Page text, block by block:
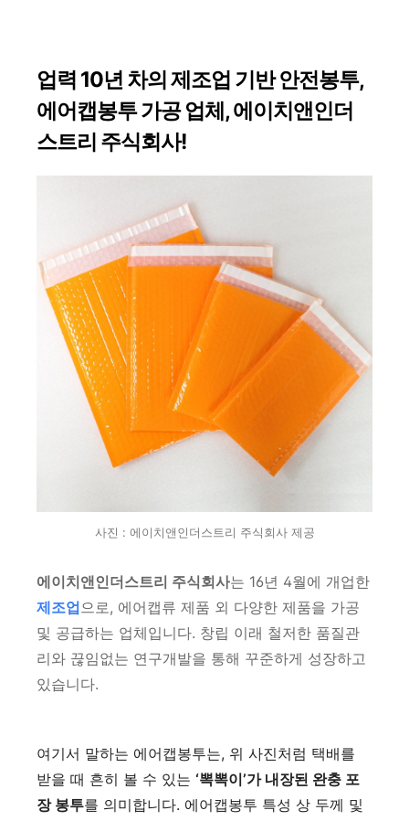
업력 10년 차의 제조업 기반 안전봉투,
에어캡봉투 가공 업체, 에이치앤인더
스트리 주식회사!
사진 : 에이치앤인더스트리 주식회사 제공
에이치앤인더스트리 주식회사는 16년 4월에 개업한
제조업으로, 에어캡류 제품 외 다양한 제품을 가공
및 공급하는 업체입니다. 창립 이래 철저한 품질관
리와 끊임없는 연구개발을 통해 꾸준하게 성장하고
있습니다.
여기서 말하는 에어캡봉투는, 위 사진처럼 택배를
받을 때 흔히 볼 수 있는 ‘뽁뽁이’가 내장된 완충 포
장 봉투를 의미합니다. 에어캡봉투 특성 상 두께 및